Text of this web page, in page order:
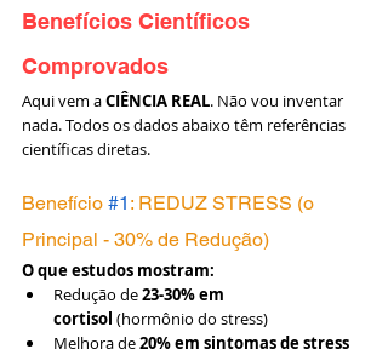
Benefícios Científicos
Comprovados
Aqui vem a CIÊNCIA REAL. Não vou inventar
nada. Todos os dados abaixo têm referências
científicas diretas.
Benefício #1 : REDUZ STRESS (o
Principal - 30% de Redução)
O que estudos mostram:
Redução de 23-30% em
cortisol (hormônio do stress)
Melhora de 20% em sintomas de stress